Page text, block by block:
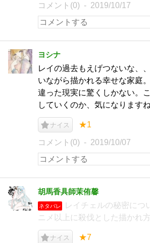
コメント(0) 2019/10/17
ヨシナ
レイの過去もえげつないな、
いながら描かれる幸せな家庭
違った現実に驚くしかない。
していくのか、気になりま
ナイス ★1
コメント(0) 2019/10/07
胡馬香具師茉侑馨
ネタバレ
レイチェルの秘密につ
ニメ以上に殺伐とした描かれ
ナイス ★7